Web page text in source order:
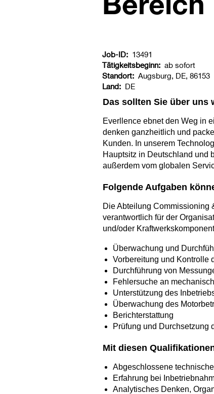
Job-ID: 13491
Tätigkeitsbeginn: ab sofort
Standort: Augsburg, DE, 86153
Land: DE
Das sollten Sie über uns
Everllence ebnet den Weg in
denken ganzheitlich und
Kunden. In unserem
Hauptsitz in Deutschland und
außerdem vom globalen
Folgende Aufgaben
Die Abteilung Commissioning
verantwortlich für der
und/oder
Überwachung und
Vorbereitung und Kontrolle
Durchführung von
Fehlersuche an
Unterstützung des
Überwachung des
Berichterstattung
Prüfung und Durchsetzung
Mit diesen
Abgeschlossene
Erfahrung bei
Analytisches Denken,